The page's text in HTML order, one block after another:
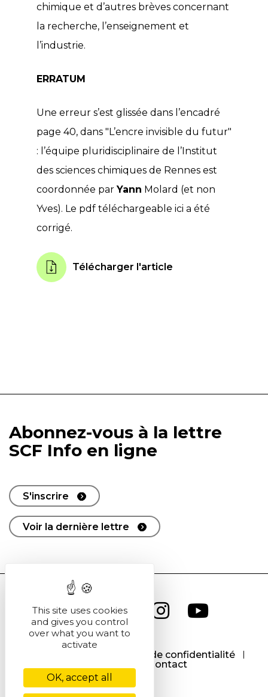
chimique et d’autres brèves concernant
la recherche, l’enseignement et
l’industrie.
ERRATUM
Une erreur s’est glissée dans l’encadré
page 40, dans "L’encre invisible du futur"
: l’équipe pluridisciplinaire de l’Institut
des sciences chimiques de Rennes est
coordonnée parYann Molard (et non
Yves). Le pdf téléchargeable ici a été
corrigé.
Télécharger l'article
Abonnez-vous à la lettre
SCF Info en ligne
S'inscrire
Voir la dernière lettre
Politique de confidentialité
Contact
This site uses cookies
and gives you control
over what you want to
activate
OK, accept all